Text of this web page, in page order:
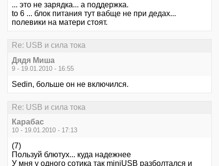
... это не зарядка... а поддержка.
to 6 ... блок питания тут вабще не при дедах...
полевики на матери стоят.
Re: USB и сила тока
Дядя Миша
9 - 19.01.2010 - 16:55
Sedin, больше он не включился.
Re: USB и сила тока
Карабас
10 - 19.01.2010 - 17:13
(7)
Пользуй блютух... куда надежнее
У мня у одного сотика так miniUSB разболтался и